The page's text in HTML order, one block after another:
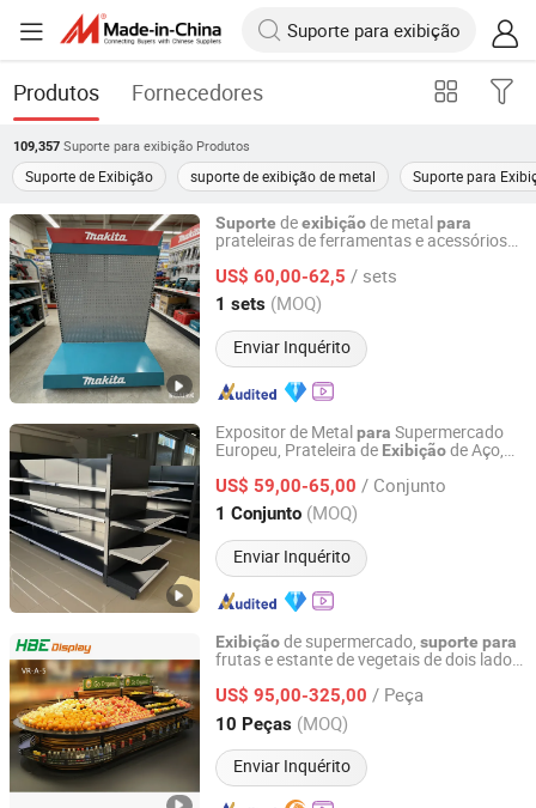
Produtos Fornecedores
109,357 Suporte para exibição Produtos
Suporte de Exibição suporte de exibição de metal Suporte para
Suporte deexibiçãode metalpara
prateleiras de ferramentas e acessórios
US$ 60,00-62,5 / sets
1 sets (MOQ)
Enviar Inquérito
Changshu Yiyang Commercial Equipment Co., Ltd.
Jiangsu, China Desde 2009
Expositor de Metalpara Supermercado
Europeu, Prateleira de Exibiçãode Aço,
US$ 59,00-65,00 / Conjunto
1 Conjunto (MOQ)
Enviar Inquérito
Changshu Yiyang Commercial Equipment Co., Ltd.
Jiangsu, China Desde 2009
Exibiçãode supermercado, suporte para
frutas e estante de vegetais de dois lados
US$ 95,00-325,00 / Peça
10 Peças (MOQ)
Enviar Inquérito
Suzhou Highbright Store Fixtures Co., Ltd.
Jiangsu, China Desde 2012